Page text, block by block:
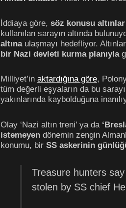
İddiaya göre, söz konusu altınlar
kullanılan sarayın altında
altınaulaşmayı hedefliyor.
bir Nazi devleti kurma planıyla
Milliyet’in aktardığına göre,
tüm değerli eşyaların da bu
yakınlarında kaybolduğuna
Olay ‘Nazi altın treni’ ya da
istemeyen dönemin zengin
konumu, bir SS askerinin
Treasure hunters
stolen by SS chief